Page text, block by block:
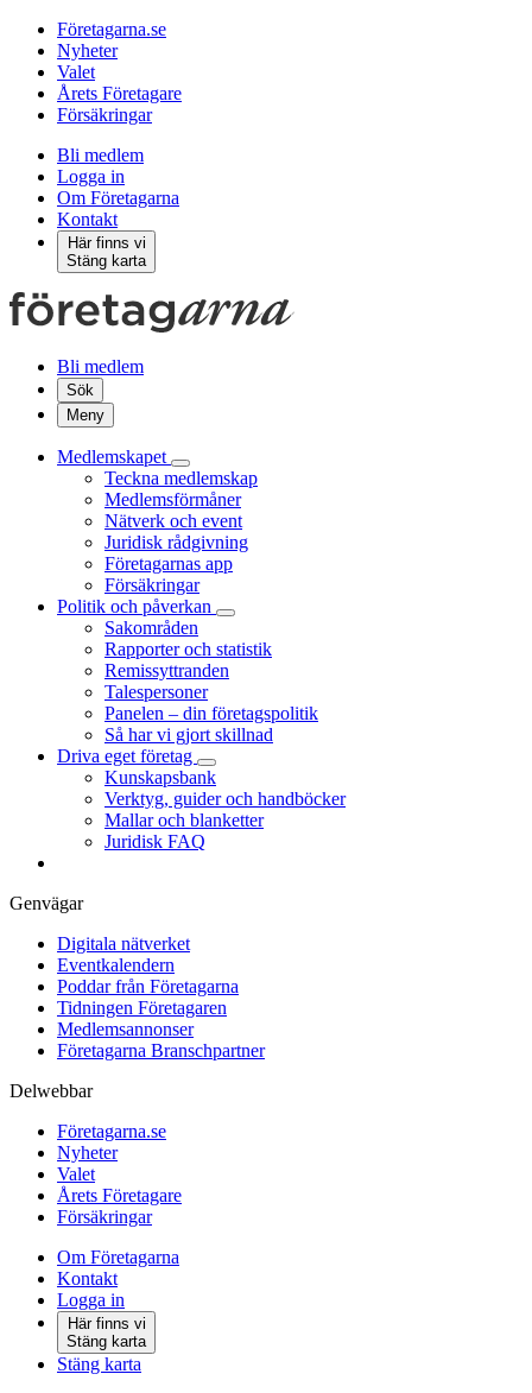
Företagarna.se
Nyheter
Valet
Årets Företagare
Försäkringar
Bli medlem
Logga in
Om Företagarna
Kontakt
Här finns vi
Stäng karta
Bli medlem
Sök
Meny
Medlemskapet
Teckna medlemskap
Medlemsförmåner
Nätverk och event
Juridisk rådgivning
Företagarnas app
Försäkringar
Politik och påverkan
Sakområden
Rapporter och statistik
Remissyttranden
Talespersoner
Panelen – din företagspolitik
Så har vi gjort skillnad
Driva eget företag
Kunskapsbank
Verktyg, guider och handböcker
Mallar och blanketter
Juridisk FAQ
Genvägar
Digitala nätverket
Eventkalendern
Poddar från Företagarna
Tidningen Företagaren
Medlemsannonser
Företagarna Branschpartner
Delwebbar
Företagarna.se
Nyheter
Valet
Årets Företagare
Försäkringar
Om Företagarna
Kontakt
Logga in
Här finns vi
Stäng karta
Stäng karta